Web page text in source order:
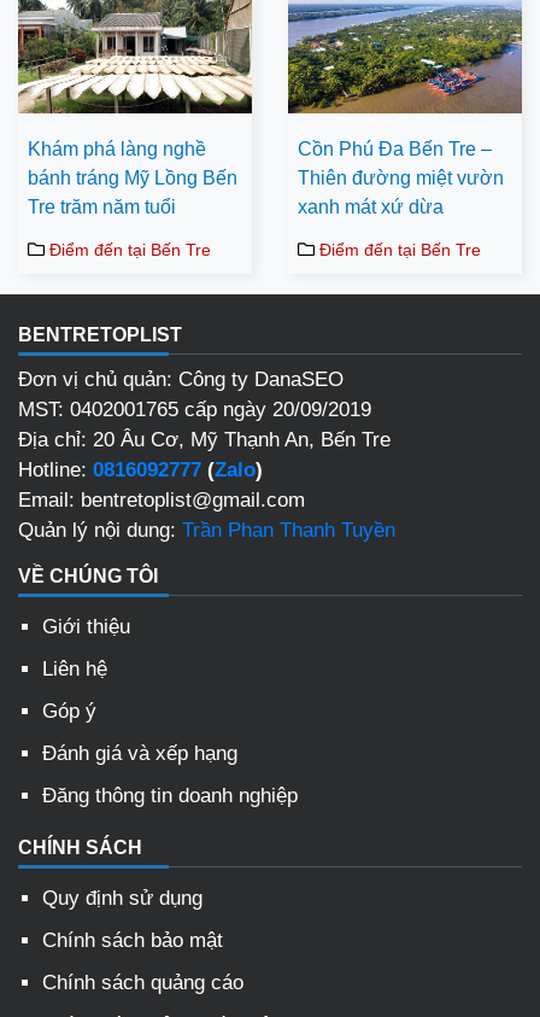
Khám phá làng nghề
bánh tráng Mỹ Lồng Bến
Tre trăm năm tuổi
Điểm đến tại Bến Tre
Cồn Phú Đa Bến Tre –
Thiên đường miệt vườn
xanh mát xứ dừa
Điểm đến tại Bến Tre
BENTRETOPLIST
Đơn vị chủ quản: Công ty DanaSEO
MST: 0402001765 cấp ngày 20/09/2019
Địa chỉ: 20 Âu Cơ, Mỹ Thạnh An, Bến Tre
Hotline: 0816092777 (Zalo)
Email: bentretoplist@gmail.com
Quản lý nội dung: Trần Phan Thanh Tuyền
VỀ CHÚNG TÔI
Giới thiệu
Liên hệ
Góp ý
Đánh giá và xếp hạng
Đăng thông tin doanh nghiệp
CHÍNH SÁCH
Quy định sử dụng
Chính sách bảo mật
Chính sách quảng cáo